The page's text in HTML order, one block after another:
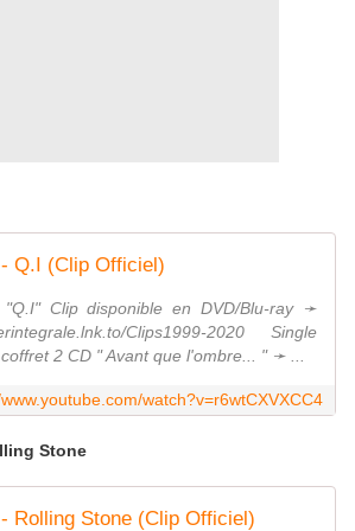
Q.I (Clip Officiel)
Clip disponible en DVD/Blu-ray ➛
Clips1999-2020 Single
2 CD " Avant que l'ombre... " ➛ ...
watch?v=r6wtCXVXCC4
Stone
Rolling Stone (Clip Officiel)